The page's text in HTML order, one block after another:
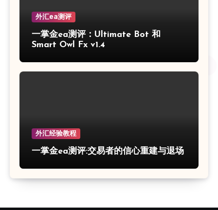
外汇ea测评
一掌金ea测评：Ultimate Bot 和
Smart Owl Fx v1.4
外汇经验教程
一掌金ea测评:交易者的信心重建与退场